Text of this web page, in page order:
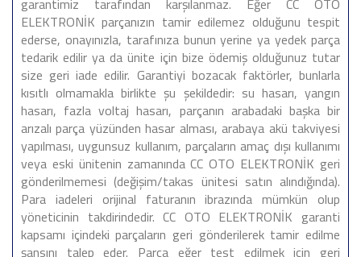
garantimiz tarafından karşılanmaz. Eğer CC OTO
ELEKTRONİK parçanızın tamir edilemez olduğunu tespit
ederse, onayınızla, tarafınıza bunun yerine ya yedek parça
tedarik edilir ya da ünite için bize ödemiş olduğunuz tutar
size geri iade edilir. Garantiyi bozacak faktörler, bunlarla
kısıtlı olmamakla birlikte şu şekildedir: su hasarı, yangın
hasarı, fazla voltaj hasarı, parçanın arabadaki başka bir
arızalı parça yüzünden hasar alması, arabaya akü takviyesi
yapılması, uygunsuz kullanım, parçaların amaç dışı kullanımı
veya eski ünitenin zamanında CC OTO ELEKTRONİK geri
gönderilmemesi (değişim/takas ünitesi satın alındığında).
Para iadeleri orijinal faturanın ibrazında mümkün olup
yöneticinin takdirindedir. CC OTO ELEKTRONİK garanti
kapsamı içindeki parçaların geri gönderilerek tamir edilme
şansını talep eder. Parça eğer test edilmek için geri